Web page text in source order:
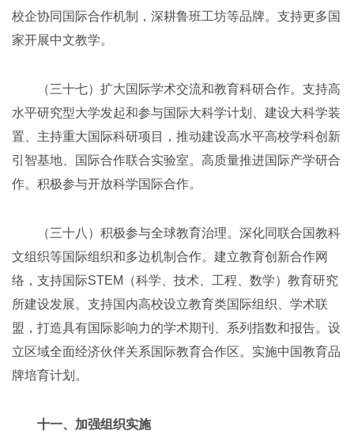
校企协同国际合作机制，深耕鲁班工坊等品牌。支持更多国
家开展中文教学。
（三十七）扩大国际学术交流和教育科研合作。支持高
水平研究型大学发起和参与国际大科学计划、建设大科学装
置、主持重大国际科研项目，推动建设高水平高校学科创新
引智基地、国际合作联合实验室。高质量推进国际产学研合
作。积极参与开放科学国际合作。
（三十八）积极参与全球教育治理。深化同联合国教科
文组织等国际组织和多边机制合作。建立教育创新合作网
络，支持国际STEM（科学、技术、工程、数学）教育研究
所建设发展。支持国内高校设立教育类国际组织、学术联
盟，打造具有国际影响力的学术期刊、系列指数和报告。设
立区域全面经济伙伴关系国际教育合作区。实施中国教育品
牌培育计划。
十一、加强组织实施